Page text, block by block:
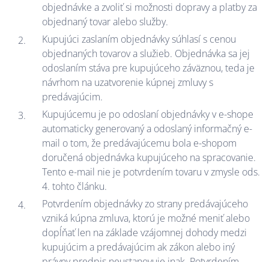
objednávke a zvoliť si možnosti dopravy a platby za
objednaný tovar alebo služby.
Kupujúci zaslaním objednávky súhlasí s cenou
objednaných tovarov a služieb. Objednávka sa jej
odoslaním stáva pre kupujúceho záväznou, teda je
návrhom na uzatvorenie kúpnej zmluvy s
predávajúcim.
Kupujúcemu je po odoslaní objednávky v e-shope
automaticky generovaný a odoslaný informačný e-
mail o tom, že predávajúcemu bola e-shopom
doručená objednávka kupujúceho na spracovanie.
Tento e-mail nie je potvrdením tovaru v zmysle ods.
4. tohto článku.
Potvrdením objednávky zo strany predávajúceho
vzniká kúpna zmluva, ktorú je možné meniť alebo
dopĺňať len na základe vzájomnej dohody medzi
kupujúcim a predávajúcim ak zákon alebo iný